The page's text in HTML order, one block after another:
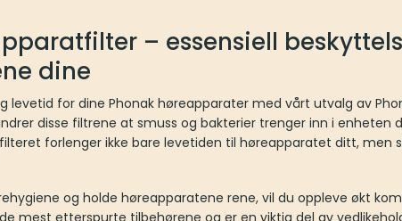
– essensiell
dine
levetid for dine Phonak høreapparater med vårt utvalg av
disse filtrene at smuss og bakterier trenger inn i enheten
forlenger ikke bare levetiden til høreapparatet ditt, men
og holde høreapparatene rene, vil du oppleve økt